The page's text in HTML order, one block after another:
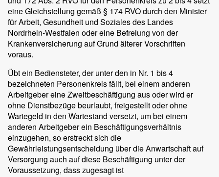
eine Gleichstellung gemäß § 174 RVO durch den Minister
für Arbeit, Gesundheit und Soziales des Landes
Nordrhein-Westfalen oder eine Befreiung von der
Krankenversicherung auf Grund älterer Vorschriften
voraus.
Übt ein Bediensteter, der unter den in Nr. 1 bis 4
bezeichneten Personenkreis fällt, bei einem anderen
Arbeitgeber eine Zweitbeschäftigung aus oder wird er
ohne Dienstbezüge beurlaubt, freigestellt oder ohne
Wartegeld in den Wartestand versetzt, um bei einem
anderen Arbeitgeber ein Beschäftigungsverhältnis
einzugehen, so erstreckt sich die
Gewährleistungsentscheidung über die Anwartschaft auf
Versorgung auch auf diese Beschäftigung unter der
Voraussetzung, dass zugesagt ist